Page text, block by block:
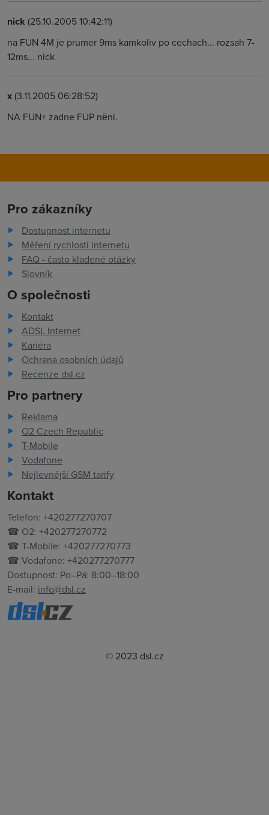
nick (25.10.2005 10:42:11)
na FUN 4M je prumer 9ms kamkoliv po cechach... rozsah 7-
12ms... nick
x(3.11.2005 06:28:52)
NA FUN+ zadne FUP nëni.
Pro zákazníky
Dostupnost internetu
Měření rychlosti internetu
FAQ - často kladené otázky
Slovník
O společnosti
Kontakt
ADSL Internet
Kariéra
Ochrana osobních údajů
Recenze dsl.cz
Pro partnery
Reklama
O2 Czech Republic
T-Mobile
Vodafone
Nejlevnější GSM tarify
Kontakt
Telefon: +420277270707
☎ O2: +420277270772
☎ T-Mobile: +420277270773
☎ Vodafone: +420277270777
Dostupnost: Po–Pá: 8:00–18:00
E-mail: info@dsl.cz
© 2023 dsl.cz